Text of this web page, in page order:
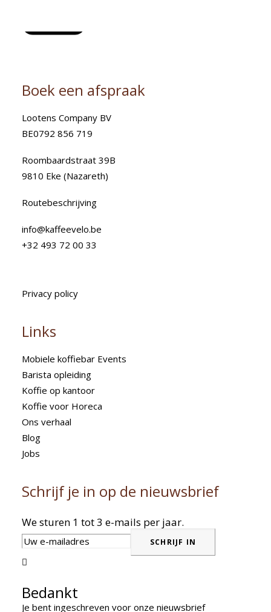
Boek een afspraak
Lootens Company BV
BE0792 856 719
Roombaardstraat 39B
9810 Eke (Nazareth)
Routebeschrijving
info@kaffeevelo.be
+32 493 72 00 33
Privacy policy
Links
Mobiele koffiebar Events
Barista opleiding
Koffie op kantoor
Koffie voor Horeca
Ons verhaal
Blog
Jobs
Schrijf je in op de nieuwsbrief
We sturen 1 tot 3 e-mails per jaar.

Bedankt
Je bent ingeschreven voor onze nieuwsbrief